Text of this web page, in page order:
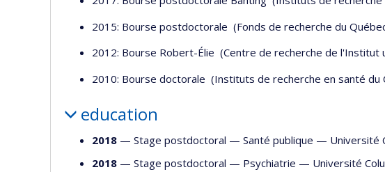
2015: Bourse postdoctorale (Fonds de recherche du
2012: Bourse Robert-Élie (Centre de recherche de
2010: Bourse doctorale (Instituts de recherche en santé du
education
2018 — Stage postdoctoral — Santé publique — Université
2018 — Stage postdoctoral — Psychiatrie — Université